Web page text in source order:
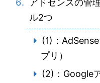
アドセンスの管
ル2つ
(1)：
プリ）
(2)：Google